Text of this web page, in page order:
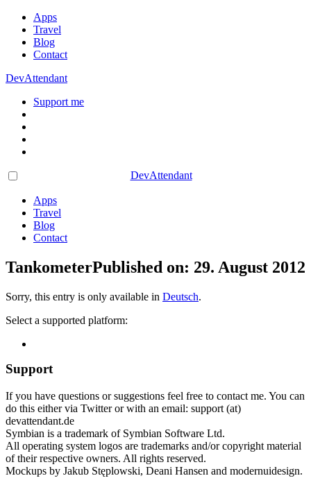
Apps
Travel
Blog
Contact
DevAttendant
Support me
DevAttendant
Apps
Travel
Blog
Contact
TankometerPublished on: 29. August 2012
Sorry, this entry is only available in Deutsch.
Select a supported platform:
Support
If you have questions or suggestions feel free to contact me. You can
do this either via Twitter or with an email: support (at)
devattendant.de
Symbian is a trademark of Symbian Software Ltd.
All operating system logos are trademarks and/or copyright material
of their respective owners. All rights reserved.
Mockups by Jakub Stęplowski, Deani Hansen and modernuidesign.